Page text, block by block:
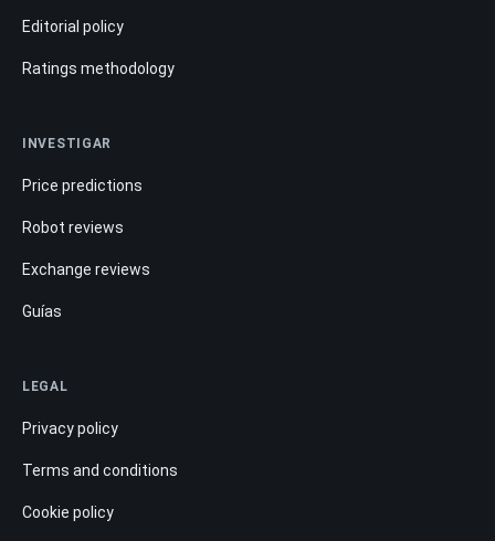
Editorial policy
Ratings methodology
INVESTIGAR
Price predictions
Robot reviews
Exchange reviews
Guías
LEGAL
Privacy policy
Terms and conditions
Cookie policy